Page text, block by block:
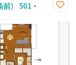
） 501・
に入